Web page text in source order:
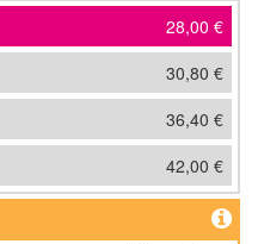
28,00 €
30,80 €
36,40 €
42,00 €